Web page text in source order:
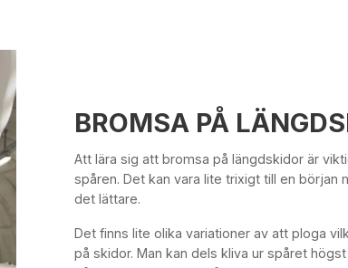
BROMSA PÅ
Att lära sig att bromsa på längdskidor är
spåren. Det kan vara lite trixigt till en början
det lättare.
Det finns lite olika variationer av att ploga
på skidor. Man kan dels kliva ur spåret